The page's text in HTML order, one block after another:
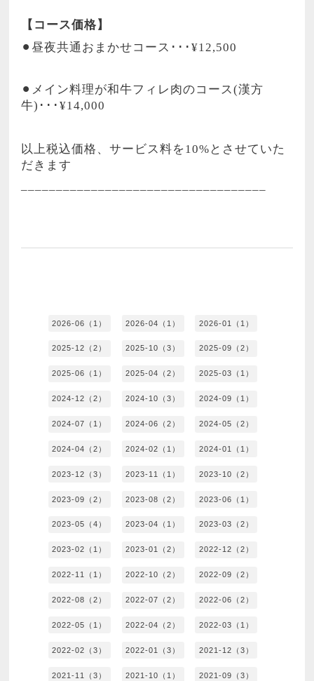
【コース価格】
⚫︎昼夜共通おまかせコース･･･¥12,500
⚫︎メイン料理が和牛フィレ肉のコース(漢方
牛)･･･¥14,000
以上税込価格、サービス料を10% とさせていた
だきます
2026-06（1） 2026-04（1） 2026-01（1）
2025-12（2） 2025-10（3） 2025-09（2）
2025-06（1） 2025-04（2） 2025-03（1）
2024-12（2） 2024-10（3） 2024-09（1）
2024-07（1） 2024-06（2） 2024-05（2）
2024-04（2） 2024-02（1） 2024-01（1）
2023-12（3） 2023-11（1） 2023-10（2）
2023-09（2） 2023-08（2） 2023-06（1）
2023-05（4） 2023-04（1） 2023-03（2）
2023-02（1） 2023-01（2） 2022-12（2）
2022-11（1） 2022-10（2） 2022-09（2）
2022-08（2） 2022-07（2） 2022-06（2）
2022-05（1） 2022-04（2） 2022-03（1）
2022-02（3） 2022-01（3） 2021-12（3）
2021-11（3） 2021-10（1） 2021-09（3）